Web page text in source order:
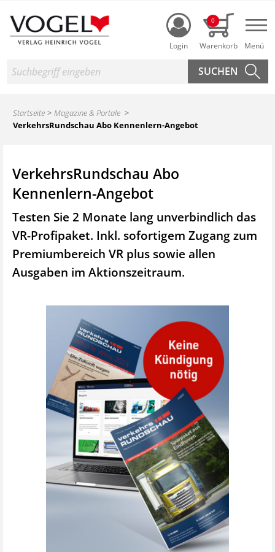
Login
0
Suche
Startseite
Magazine & Portale
VerkehrsRundschau Abo Kennenlern-Angebot
VerkehrsRundschau Abo
Kennenlern-Angebot
Testen Sie 2 Monate lang unverbindlich das
VR-Profipaket. Inkl. sofortigem Zugang zum
Premiumbereich VR plus sowie allen
Ausgaben im Aktionszeitraum.